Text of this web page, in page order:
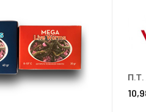
Π.Τ.